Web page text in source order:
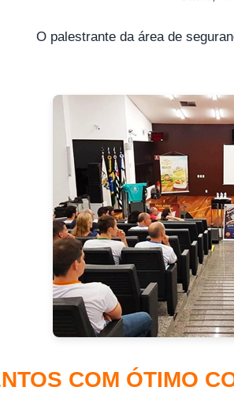
O palestrante da área de
COM ÓTIMO